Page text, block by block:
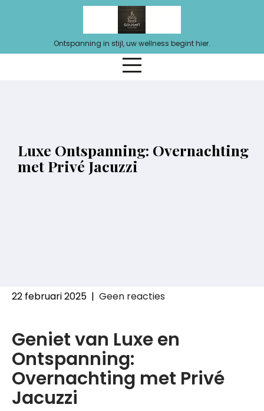
Ontspanning in stijl, uw wellness begint hier.
Luxe Ontspanning: Overnachting
met Privé Jacuzzi
22 februari 2025 | Geen reacties
Geniet van Luxe en
Ontspanning:
Overnachting met Privé
Jacuzzi